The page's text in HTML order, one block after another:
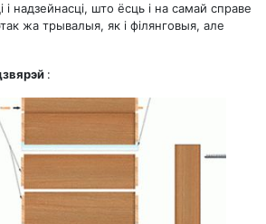
і надзейнасці, што ёсць і на самай справе
жа трывалыя, як і філянговыя, але
: